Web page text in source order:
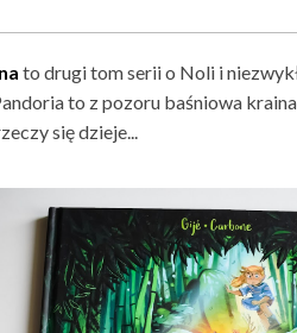
to drugi tom serii o Noli i
to z pozoru baśniowa
się dzieje...